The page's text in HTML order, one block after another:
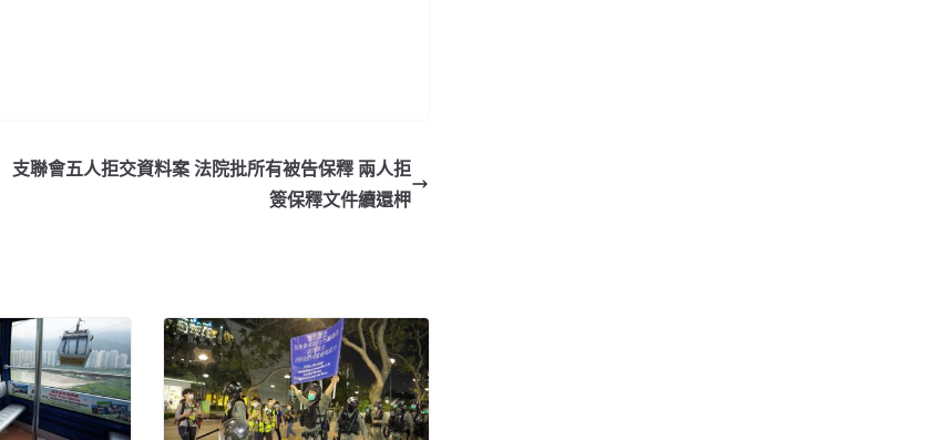
支聯會五人拒交資料案 法院批所有被告保釋 兩人拒
簽保釋文件續還柙